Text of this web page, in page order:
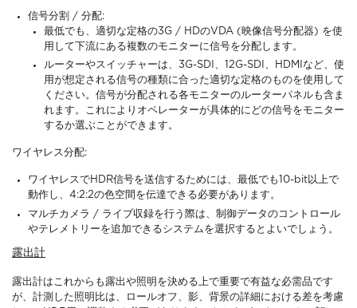
信号分割 / 分配:
最低でも、適切な定格の3G / HDのVDA (映像信号分配器) を使
用して下流にある複数のモニターに信号を分配します。
ルーターやスイッチャーは、3G-SDI、12G-SDI、HDMIなど、使
用が想定される信号の種類に合った適切な定格のものを使用して
ください。信号が分配される各モニターのルーターパネルも含ま
れます。これによりオペレーターが具体的にどの信号をモニター
するか選ぶことができます。
ワイヤレス分配:
ワイヤレスでHDR信号を送信するためには、最低でも10-bit以上で
動作し、4:2:2の色空間を伝達できる必要があります。
マルチカメラ / ライブ収録を行う際は、制御データのコントロール
やテレメトリーを追加できるシステムを選択するとよいでしょう。
露出計
露出計はこれからも露出や照明を決める上で重要で有益な必需品です
が、計測した照明比は、ロールオフ、影、背景の詳細における差を考慮